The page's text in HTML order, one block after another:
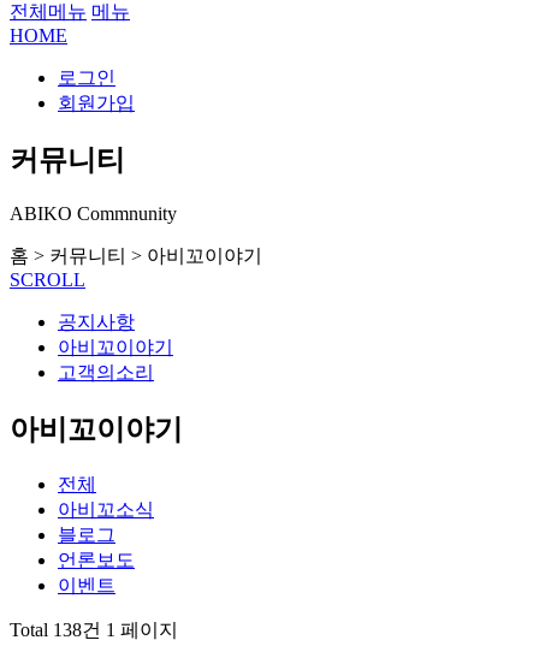
전체메뉴 메뉴
HOME
로그인
회원가입
커뮤니티
ABIKO Commnunity
홈 > 커뮤니티 > 아비꼬이야기
SCROLL
공지사항
아비꼬이야기
고객의소리
아비꼬이야기
전체
아비꼬소식
블로그
언론보도
이벤트
Total 138건 1 페이지